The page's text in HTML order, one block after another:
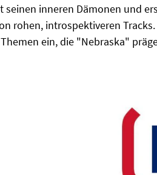
seinen inneren Dämonen und
rohen, introspektiveren
ein, die "Nebraska"